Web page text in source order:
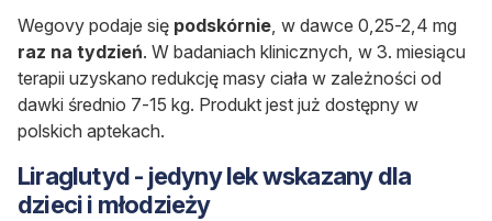
Wegovy podaje się podskórnie, w dawce 0,25-2,4 mg
raz na tydzień. W badaniach klinicznych, w 3. miesiącu
terapii uzyskano redukcję masy ciała w zależności od
dawki średnio 7-15 kg. Produkt jest już dostępny w
polskich aptekach.
Liraglutyd - jedyny lek wskazany dla
dzieci i młodzieży